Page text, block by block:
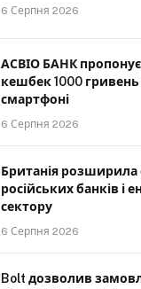
6 Серпня 2026
АСВІО БАНК
кешбек 1000
смартфоні
6 Серпня 2026
Британія розширила
російських банків і
сектору
6 Серпня 2026
Bolt дозволив